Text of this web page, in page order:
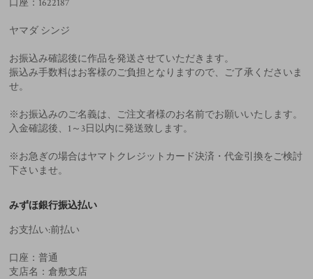
口座：1622187
ヤマダ シンジ
お振込み確認後に作品を発送させていただきます。
振込み手数料はお客様のご負担となりますので、ご了承くださいま
せ。
※お振込みのご名義は、ご注文者様のお名前でお願いいたします。
入金確認後、1～3日以内に発送致します。
※お急ぎの場合はヤマトクレジットカード決済・代金引換をご検討
下さいませ。
みずほ銀行振込払い
お支払い:前払い
口座：普通
支店名：倉敷支店